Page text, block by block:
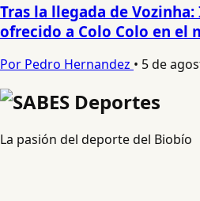
Tras la llegada de
ofrecido a Colo Colo en el
Por Pedro Hernandez • 5 de
La pasión del deporte del Biobío